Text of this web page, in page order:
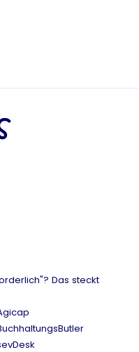
Das steckt